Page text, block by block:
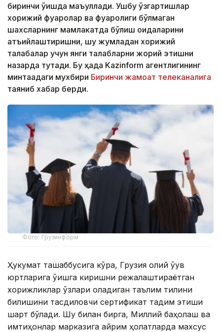
биринчи ўқишда маъқуллади. Ушбу ўзгартишлар
хорижий фуқаролар ва фуқаролиги бўлмаган
шахсларнинг мамлакатда бўлиш қоидаларини
қатъийлаштиришни, шу жумладан хорижий
талабалар учун янги талабларни жорий этишни
назарда тутади. Бу ҳақда Kazinform агентлигининг
минтақадаги мухбири Биринчи жамоат телеканалига
таяниб хабар берди.
Фото: Грузинформ
Ҳукумат ташаббусига кўра, Грузия олий ўқув
юртларига ўқишга киришни режалаштираётган
хорижликлар ўзлари оладиган таълим тилини
билишини тасдиқловчи сертификат тақдим этиши
шарт бўлади. Шу билан бирга, Миллий баҳолаш ва
имтиҳонлар марказига айрим ҳолатларда махсус